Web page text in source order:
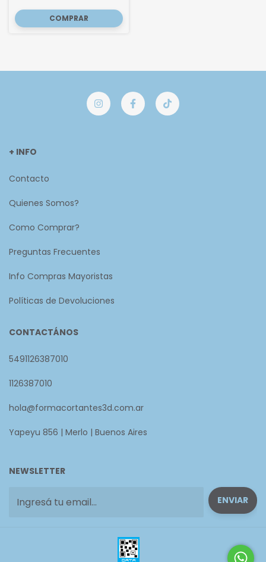
+ INFO
Contacto
Quienes Somos?
Como Comprar?
Preguntas Frecuentes
Info Compras Mayoristas
Políticas de Devoluciones
CONTACTÁNOS
5491126387010
1126387010
hola@formacortantes3d.com.ar
Yapeyu 856 | Merlo | Buenos Aires
NEWSLETTER